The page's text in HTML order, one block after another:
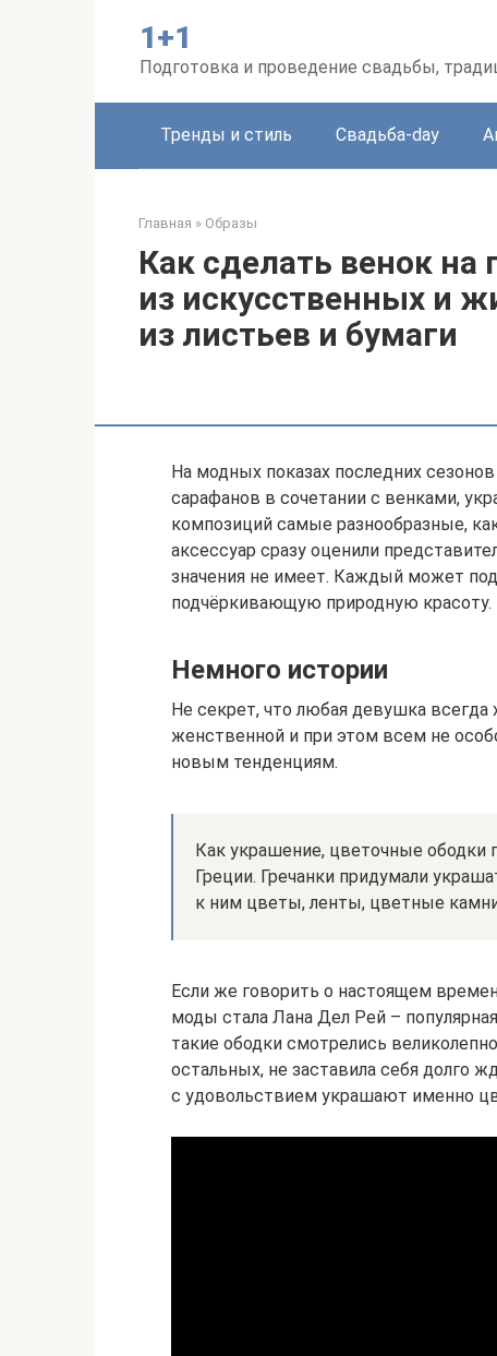
1+1
Подготовка и проведение свадьбы,
Тренды и стиль Свадьба-day
Главная » Образы
Как сделать венок
из искусственных и
из листьев и бумаги
На модных показах последних
сарафанов в сочетании с венками,
композиций самые разнообразные,
аксессуар сразу оценили
значения не имеет. Каждый может
подчёркивающую природную красоту.
Немного истории
Не секрет, что любая девушка всегда
женственной и при этом всем не
новым тенденциям.
Как украшение, цветочные
Греции. Гречанки придумали
к ним цветы, ленты, цветные
Если же говорить о настоящем
моды стала Лана Дел Рей –
такие ободки смотрелись
остальных, не заставила себя долго
с удовольствием украшают именно